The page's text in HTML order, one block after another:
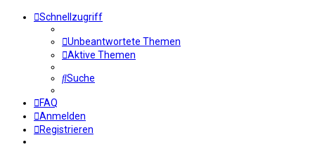
Schnellzugriff
Unbeantwortete Themen
Aktive Themen
Suche
FAQ
Anmelden
Registrieren